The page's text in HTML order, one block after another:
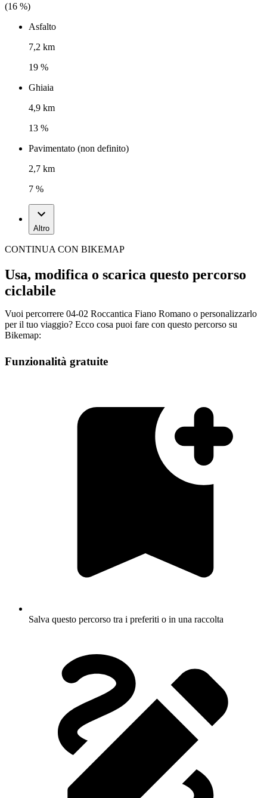
(16 %)
Asfalto
7,2 km
19 %
Ghiaia
4,9 km
13 %
Pavimentato (non definito)
2,7 km
7 %
Altro
CONTINUA CON BIKEMAP
Usa, modifica o scarica questo percorso
ciclabile
Vuoi percorrere 04-02 Roccantica Fiano Romano o personalizzarlo
per il tuo viaggio? Ecco cosa puoi fare con questo percorso su
Bikemap:
Funzionalità gratuite
Salva questo percorso tra i preferiti o in una raccolta